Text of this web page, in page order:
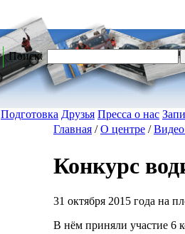
Поиск:
Подготовка Друзья Пресса о нас
Главная /О центре /
Конкурс
31 октября 2015 года на
В нём приняли участие